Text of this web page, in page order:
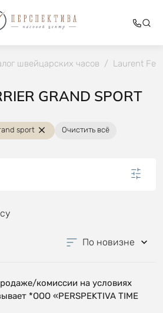
швейцарских часов / Laurent
GRAND SPORT
sport Очистить всё
По новизне
комиссии на условиях
*OOO «PERSPEKTIVA TIME